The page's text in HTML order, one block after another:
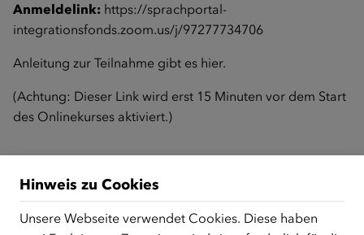
Anmeldelink: https://sprachportal-
integrationsfonds.zoom.us/j/97277734706
Anleitung zur Teilnahme gibt es hier.
(Achtung: Dieser Link wird erst 15 Minuten vor dem Start
des Onlinekurses aktiviert.)
Zurück zur Übersicht
Hinweis zu Cookies
Unsere Webseite verwendet Cookies. Diese haben